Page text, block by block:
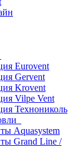
Eurovent
Gervent
Krovent
Vilpe Vent
Технониколь
Aquasystem
Grand Line /